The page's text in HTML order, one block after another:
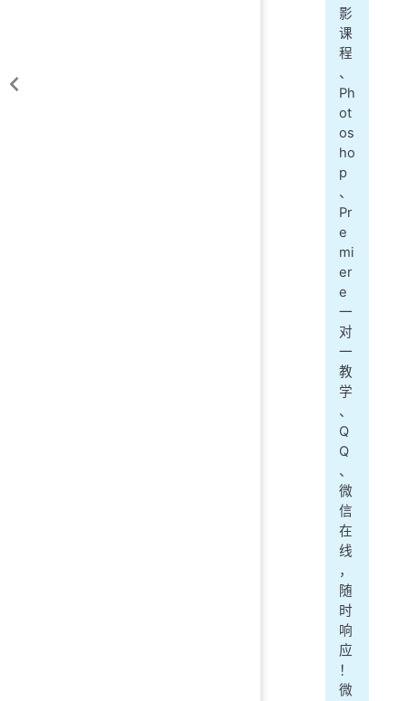
影
课
程
、
Ph
ot
os
ho
p
、
Pr
e
mi
er
e
一
对
一
教
学
、
Q
Q
、
微
信
在
线
，
随
时
响
应
！
微